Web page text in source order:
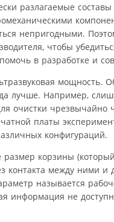
разлагаемые
непригодными.
чтобы
в разработке и
мощность.
лучше. Например,
очистки чрезвычайно
платы
конфигураций.
корзины
между ними и
называется
информация не